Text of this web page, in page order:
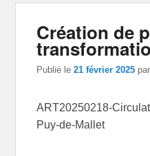
Création de
Publié le21 février 2025
ART20250218-
Puy-de-Mallet